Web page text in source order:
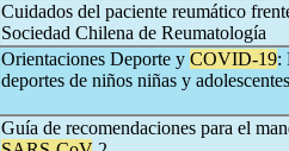
Cuidados del paciente reumático
Sociedad Chilena de Reumatología
Orientaciones Deporte y COVID-19:
deportes de niños niñas y adolescentes
Guía de recomendaciones para el